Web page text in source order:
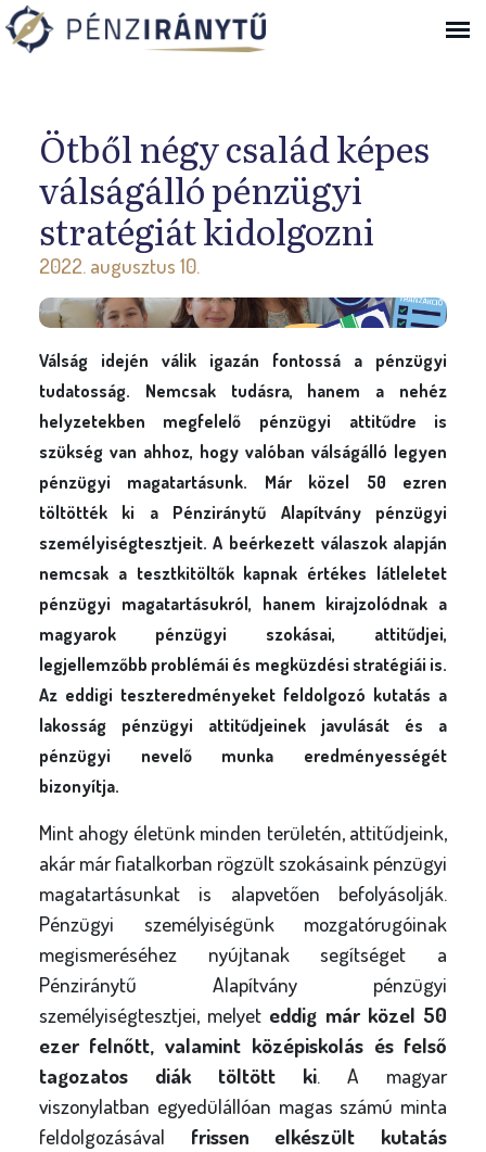
Ugrás a navigációhoz
Ötből négy család képes
válságálló pénzügyi
stratégiát kidolgozni
2022. augusztus 10.
Válság idején válik igazán fontossá a pénzügyi
tudatosság. Nemcsak tudásra, hanem a nehéz
helyzetekben megfelelő pénzügyi attitűdre is
szükség van ahhoz, hogy valóban válságálló legyen
pénzügyi magatartásunk. Már közel 50 ezren
töltötték ki a Pénziránytű Alapítvány pénzügyi
személyiségtesztjeit. A beérkezett válaszok alapján
nemcsak a tesztkitöltők kapnak értékes látleletet
pénzügyi magatartásukról, hanem kirajzolódnak a
magyarok pénzügyi szokásai, attitűdjei,
legjellemzőbb problémái és megküzdési stratégiái is.
Az eddigi teszteredményeket feldolgozó kutatás a
lakosság pénzügyi attitűdjeinek javulását és a
pénzügyi nevelő munka eredményességét
bizonyítja.
Mint ahogy életünk minden területén, attitűdjeink,
akár már fiatalkorban rögzült szokásaink pénzügyi
magatartásunkat is alapvetően befolyásolják.
Pénzügyi személyiségünk mozgatórugóinak
megismeréséhez nyújtanak segítséget a
Pénziránytű Alapítvány pénzügyi
személyiségtesztjei, melyet eddig már közel 50
ezer felnőtt, valamint középiskolás és felső
tagozatos diák töltött ki. A magyar
viszonylatban egyedülállóan magas számú minta
feldolgozásával frissen elkészült kutatás